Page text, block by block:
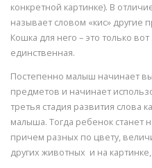
конкретной картинке). В
называет словом «кис» другие
Кошка для него – это только
единственная.
Постепенно малыш начинает
предметов и начинает
третья стадия развития слова
малыша. Тогда ребенок станет
причем разных по цвету,
других животных и на